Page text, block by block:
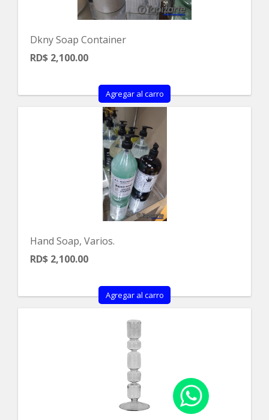
Dkny Soap Container
RD$ 2,100.00
Agregar al carro
Hand Soap, Varios.
RD$ 2,100.00
Agregar al carro